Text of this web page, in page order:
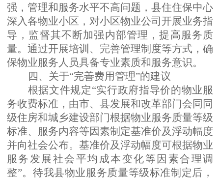
强，管理和服务水平不高问题，县住住保中心
深入各物业小区，对小区物业公司开展业务指
导，监督其不断加强内部管理，提高服务质
量。通过开展培训、完善管理制度等方式，确
保物业服务人员具备专业素质和服务意识。
四、关于“完善费用管理”的建议
根据文件规定“实行政府指导价的物业服
务收费标准，由市、县发展和改革部门会同同
级住房和城乡建设部门根据物业服务质量等级
标准、服务内容等因素制定基准价及浮动幅度
并向社会公布。基准价及浮动幅度可根据物业
服务发展社会平均成本变化等因素合理调
整”。待我县物业服务质量等级标准制定后，